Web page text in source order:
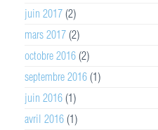
juin 2017 (2)
mars 2017 (2)
octobre 2016 (2)
septembre 2016 (1)
juin 2016 (1)
avril 2016 (1)